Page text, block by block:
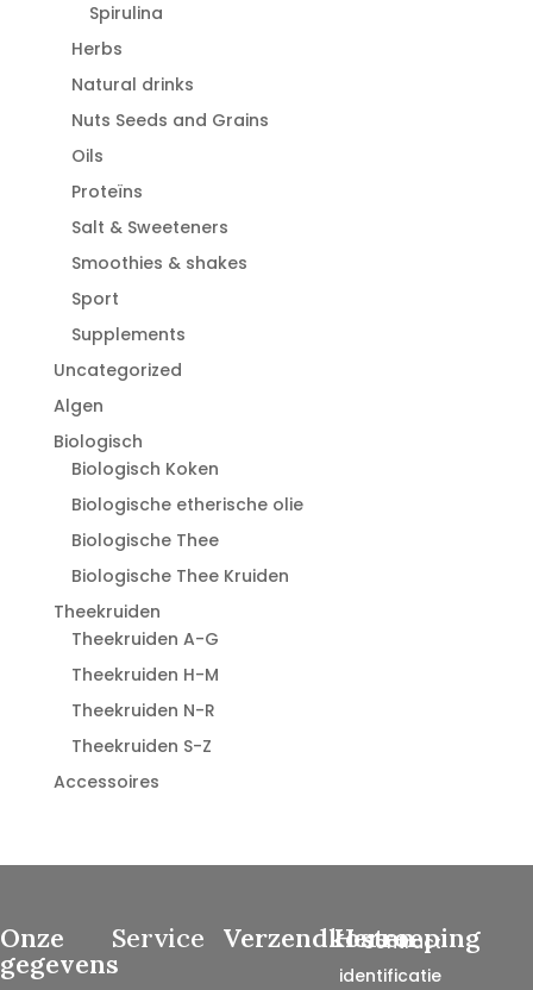
Spirulina
Herbs
Natural drinks
Nuts Seeds and Grains
Oils
Proteïns
Salt & Sweeteners
Smoothies & shakes
Sport
Supplements
Uncategorized
Algen
Biologisch
Biologisch Koken
Biologische etherische olie
Biologische Thee
Biologische Thee Kruiden
Theekruiden
Theekruiden A-G
Theekruiden H-M
Theekruiden N-R
Theekruiden S-Z
Accessoires
Onze
gegevens
Service Verzendkosten
Herroeping
Contract
identificatie